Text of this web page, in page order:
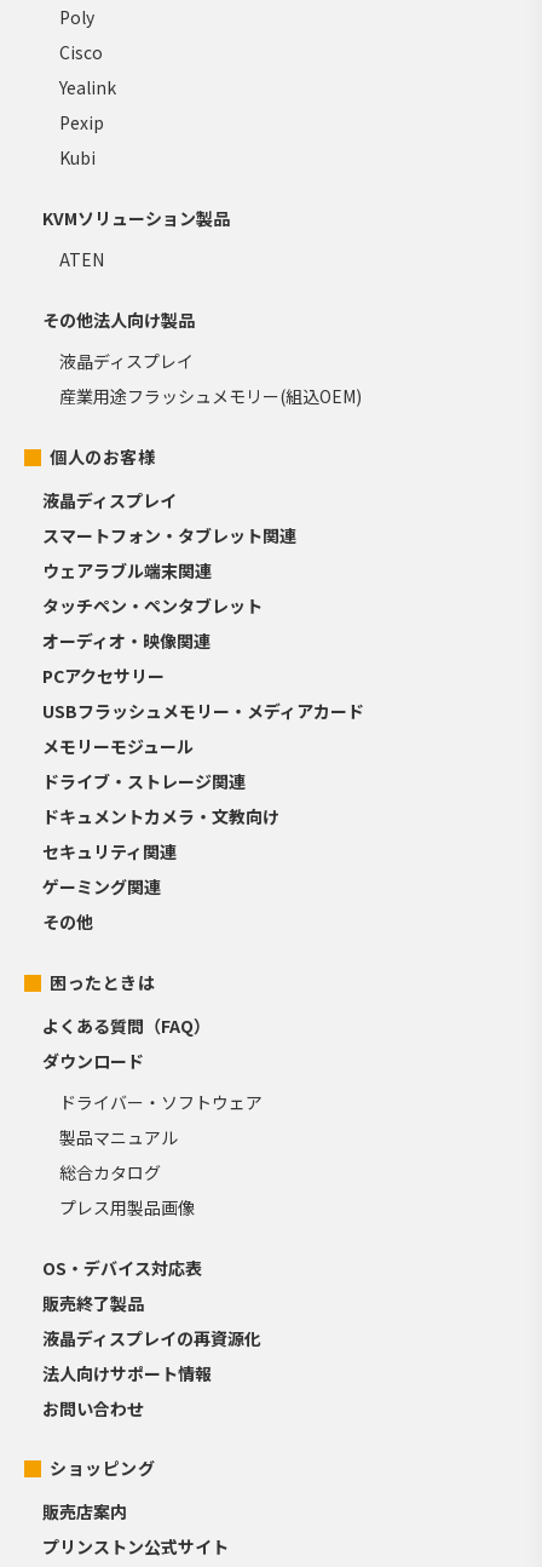
Poly
Cisco
Yealink
Pexip
Kubi
KVMソリューション製品
ATEN
その他法人向け製品
液晶ディスプレイ
産業用途フラッシュメモリー(組込OEM)
個人のお客様
液晶ディスプレイ
スマートフォン・タブレット関連
ウェアラブル端末関連
タッチペン・ペンタブレット
オーディオ・映像関連
PCアクセサリー
USBフラッシュメモリー・メディアカード
メモリーモジュール
ドライブ・ストレージ関連
ドキュメントカメラ・文教向け
セキュリティ関連
ゲーミング関連
その他
困ったときは
よくある質問（FAQ）
ダウンロード
ドライバー・ソフトウェア
製品マニュアル
総合カタログ
プレス用製品画像
OS・デバイス対応表
販売終了製品
液晶ディスプレイの再資源化
法人向けサポート情報
お問い合わせ
ショッピング
販売店案内
プリンストン公式サイト